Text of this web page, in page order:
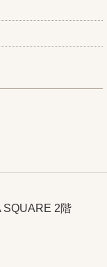
SQUARE 2階